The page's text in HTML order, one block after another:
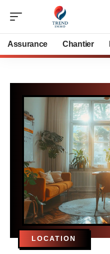
Assurance Chantier
LOCATION